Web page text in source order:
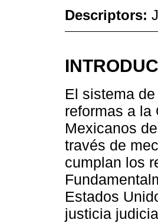
Descriptors:
El sistema
reformas a la
Mexicanos
través de
cumplan los
Estados
justicia